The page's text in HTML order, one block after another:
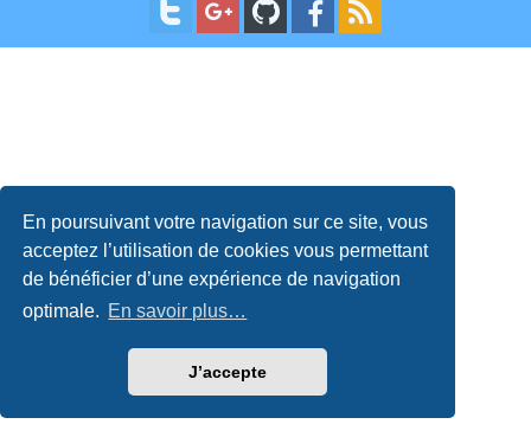
En poursuivant votre navigation sur ce site, vous
acceptez l’utilisation de cookies vous permettant
de bénéficier d’une expérience de navigation
optimale. En savoir plus…
J’accepte